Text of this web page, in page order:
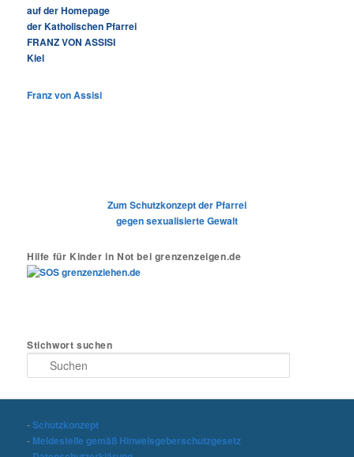
auf der Homepage
der Katholischen Pfarrei
FRANZ VON ASSISI
Kiel
Franz von Assisi
Zum Schutzkonzeptder Pfarrei
gegen sexualisierte Gewalt
Hilfe für Kinder in Not bei grenzenzeigen.de
Stichwort suchen
u
e
-Schutzkonzept
- Meldestelle gemäß Hinweisgeberschutzgesetz